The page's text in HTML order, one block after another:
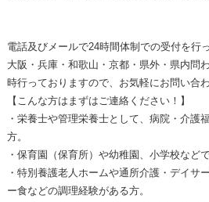
電話及びメールで24時間体制での受付を行
大阪・兵庫・和歌山・京都・県外・県内問
時行っておりますので、お気軽にお問い合
【こんな方はまずはご連絡ください！】
・栄養士や管理栄養士として、病院・介護
方。
・保育園（保育所）や幼稚園、小学校など
・特別養護老人ホームや通所介護・デイサ
ー食などの調理経験がある方。